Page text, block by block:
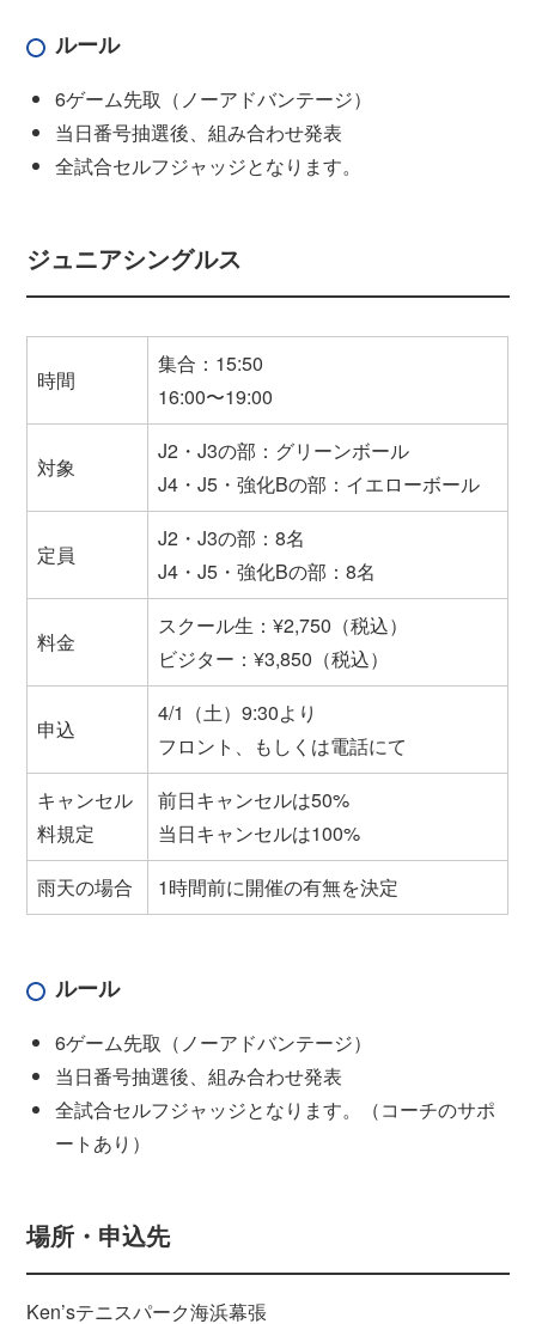
ルール
6ゲーム先取（ノーアドバンテージ）
当日番号抽選後、組み合わせ発表
全試合セルフジャッジとなります。
ジュニアシングルス
時間
集合：15:50
16:00〜19:00
対象
J2・J3の部：グリーンボール
J4・J5・強化Bの部：イエローボール
定員
J2・J3の部：8名
J4・J5・強化Bの部：8名
料金
スクール生：¥2,750（税込）
ビジター：¥3,850（税込）
申込
4/1（土）9:30より
フロント、もしくは電話にて
キャンセル
料規定
前日キャンセルは50%
当日キャンセルは100%
雨天の場合
1時間前に開催の有無を決定
ルール
6ゲーム先取（ノーアドバンテージ）
当日番号抽選後、組み合わせ発表
全試合セルフジャッジとなります。（コーチのサポ
ートあり）
場所・申込先
Ken’sテニスパーク海浜幕張